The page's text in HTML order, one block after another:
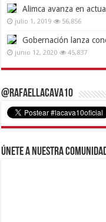
Alimca avanza en
julio 1, 2019 56,856
Gobernación lanza
junio 12, 2020 45,837
@RafaelLacava10
Únete a nuestra